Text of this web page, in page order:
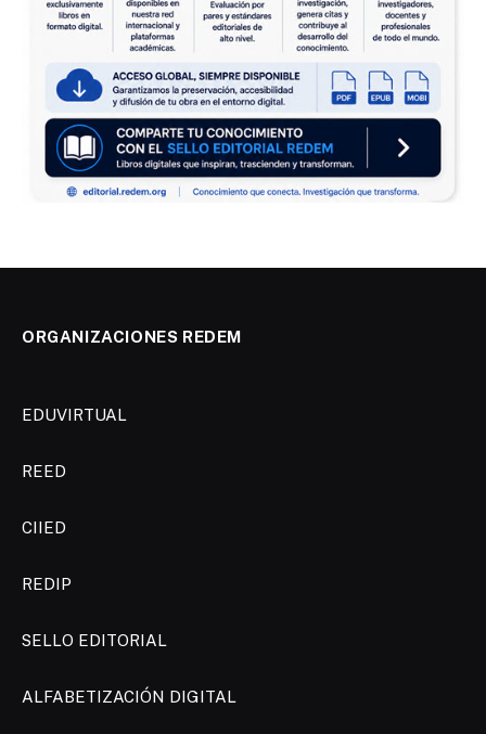
ORGANIZACIONES REDEM
EDUVIRTUAL
REED
CIIED
REDIP
SELLO EDITORIAL
ALFABETIZACIÓN DIGITAL